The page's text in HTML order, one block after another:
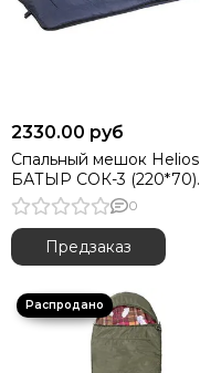
2330.00 руб
Спальный мешок Helios
БАТЫР СОК-3 (220*70)
синий (синтепон)
0
Предзаказ